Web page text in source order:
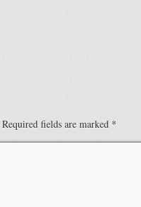
Required fields are marked *